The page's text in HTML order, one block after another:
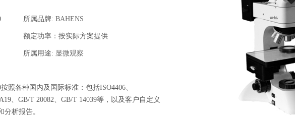
所属品牌: BAHENS
额定功率：按实际方案提供
所属用途: 显微观察
照各种国内及国际标准：包括ISO4406、
、GB/T 20082、GB/T 14039等，以及客户自定义
析报告。